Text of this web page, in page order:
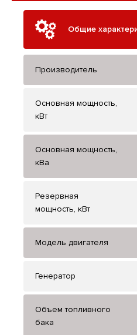
Общие
Производитель
Основная мощность,
кВт
Основная мощность,
кВа
Резервная
мощность, кВт
Модель двигателя
Генератор
Объем топливного
бака